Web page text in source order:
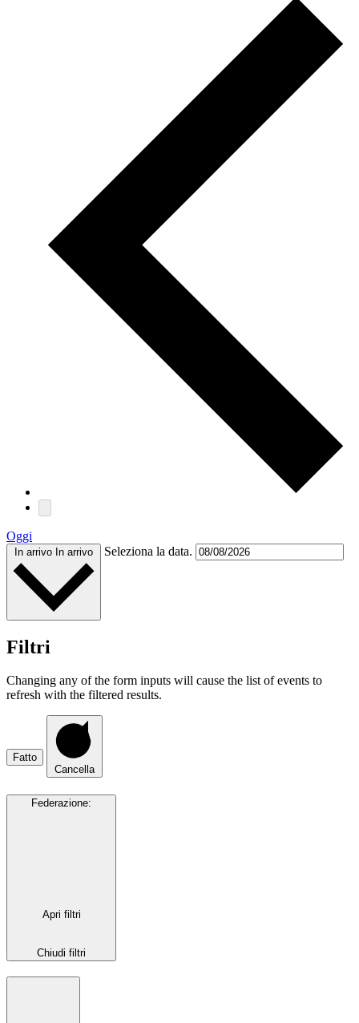
Oggi
In arrivo In arrivo Seleziona la data.
Filtri
Changing any of the form inputs will cause the list of events to
refresh with the filtered results.
Fatto
Cancella
Federazione:
Apri filtri
Chiudi filtri